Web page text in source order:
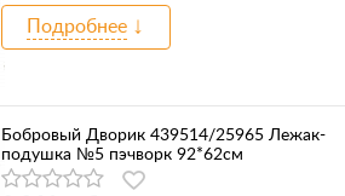
Подробнее
Бобровый Дворик 439514/25965 Лежак-
подушка №5 пэчворк 92*62см